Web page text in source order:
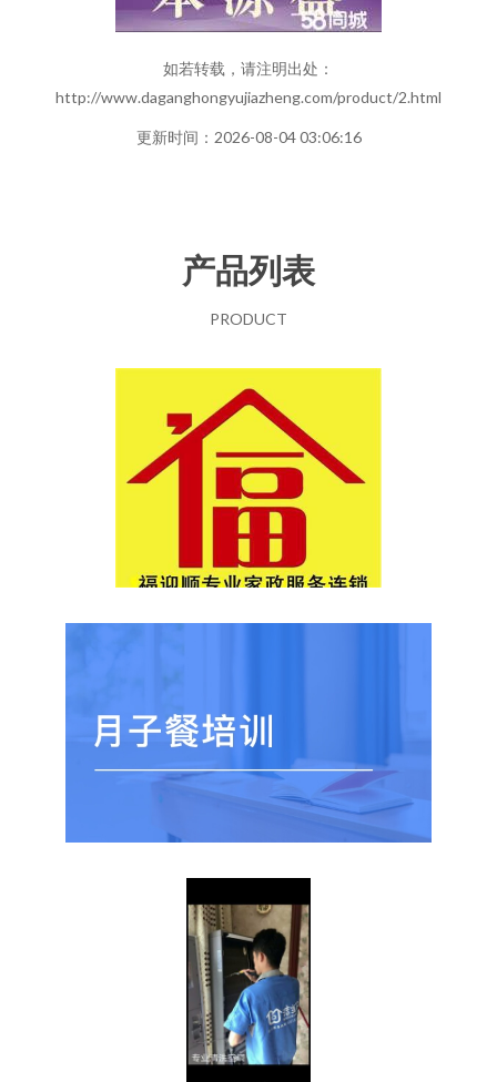
如若转载，请注明出处：
http://www.daganghongyujiazheng.com/product/2.html
更新时间：2026-08-04 03:06:16
产品列表
PRODUCT